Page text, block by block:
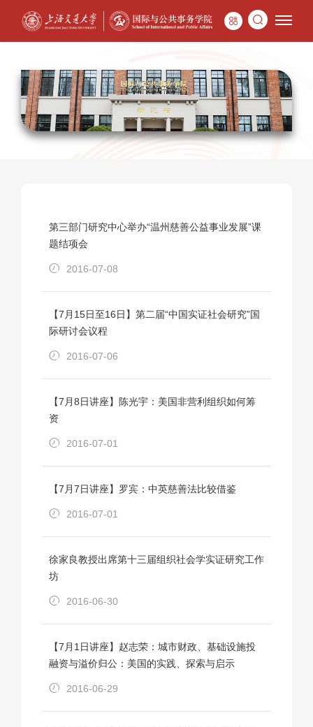
第三部门研究中心举办“温州慈善公益事业发展”课
题结项会
2016-07-08
【7月15日至16日】第二届“中国实证社会研究”国
际研讨会议程
2016-07-06
【7月8日讲座】陈光宇：美国非营利组织如何筹
资
2016-07-01
【7月7日讲座】罗宾：中英慈善法比较借鉴
2016-07-01
徐家良教授出席第十三届组织社会学实证研究工作
坊
2016-06-30
【7月1日讲座】赵志荣：城市财政、基础设施投
融资与溢价归公：美国的实践、探索与启示
2016-06-29